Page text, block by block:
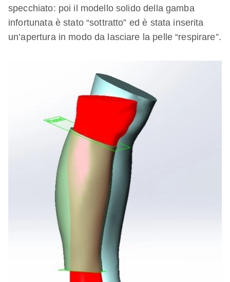
specchiato: poi il modello solido della gamba
infortunata è stato “sottratto” ed è stata inserita
un’apertura in modo da lasciare la pelle “respirare”.